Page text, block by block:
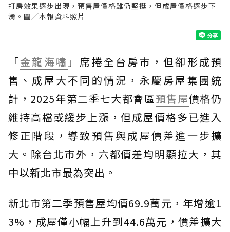
打房效果逐步出現，預售屋價格雖仍堅挺，但成屋價格逐步下
滑。圖／本報資料照片
「金龍海嘯 」席捲全台房市，但卻形成預
售、成屋大不同的情況，永慶房屋集團統
計，2025年第二季七大都會區預售屋價格仍
維持高檔或緩步上漲，但成屋價格多已進入
修正階段，導致預售與成屋價差進一步擴
大。除台北市外，六都價差均明顯拉大，其
中以新北市最為突出。
新北市第二季預售屋均價69.9萬元，年增逾1
3%，成屋僅小幅上升到44.6萬元，價差擴大